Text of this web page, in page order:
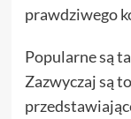
prawdziwego
Popularne są
Zazwyczaj są